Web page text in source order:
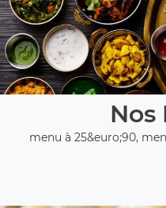
Nos
menu à 25&euro;90,